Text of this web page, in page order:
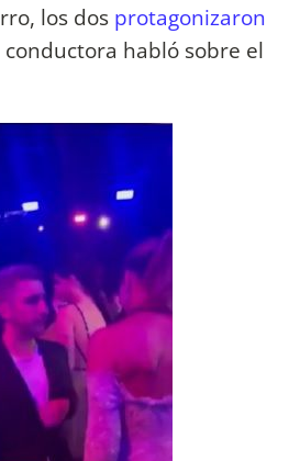
los dos protagonizaron
conductora habló sobre el